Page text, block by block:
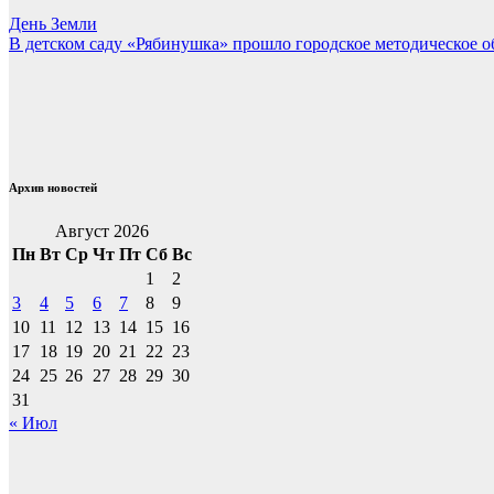
Навигация
по
День Земли
В детском саду «Рябинушка» прошло городское методическое
Архив новостей
Август 2026
Пн Вт Ср Чт Пт Сб Вс
1
2
3
4 5 6 7 8
9
10 11 12 13 14 15 16
17 18 19 20 21 22 23
24 25 26 27 28 29 30
31
« Июл